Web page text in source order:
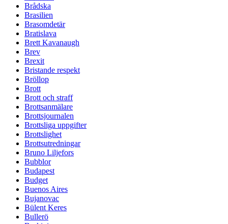
Brådska
Brasilien
Brasomdetär
Bratislava
Brett Kavanaugh
Brev
Brexit
Bristande respekt
Bröllop
Brott
Brott och straff
Brottsanmälare
Brottsjournalen
Brottsliga uppgifter
Brottslighet
Brottsutredningar
Bruno Liljefors
Bubblor
Budapest
Budget
Buenos Aires
Bujanovac
Bülent Keres
Bullerö